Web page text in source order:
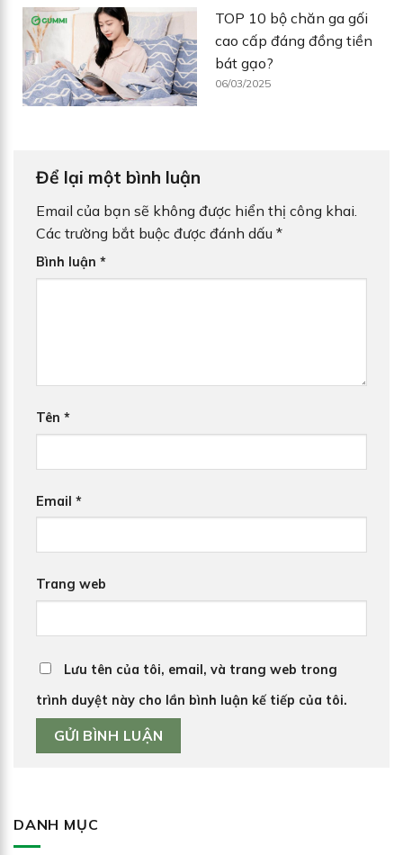
TOP 10 bộ chăn ga gối
cao cấp đáng đồng tiền
bát gạo?
06/03/2025
Để lại một bình luận
Email của bạn sẽ không được hiển thị công khai.
Các trường bắt buộc được đánh dấu *
Bình luận *
Tên *
Email *
Trang web
Lưu tên của tôi, email, và trang web trong
trình duyệt này cho lần bình luận kế tiếp của tôi.
DANH MỤC